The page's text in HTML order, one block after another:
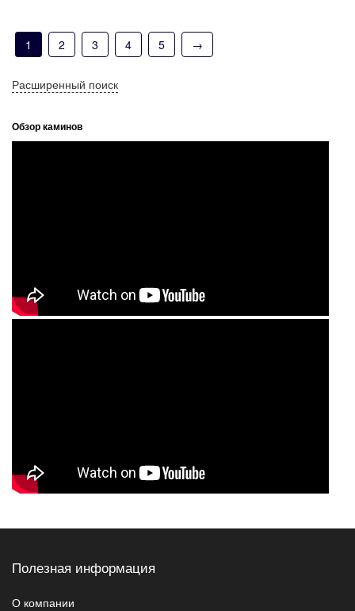
1 2 3 4 5 →
Расширенный поиск
Обзор каминов
Полезная информация
О компании